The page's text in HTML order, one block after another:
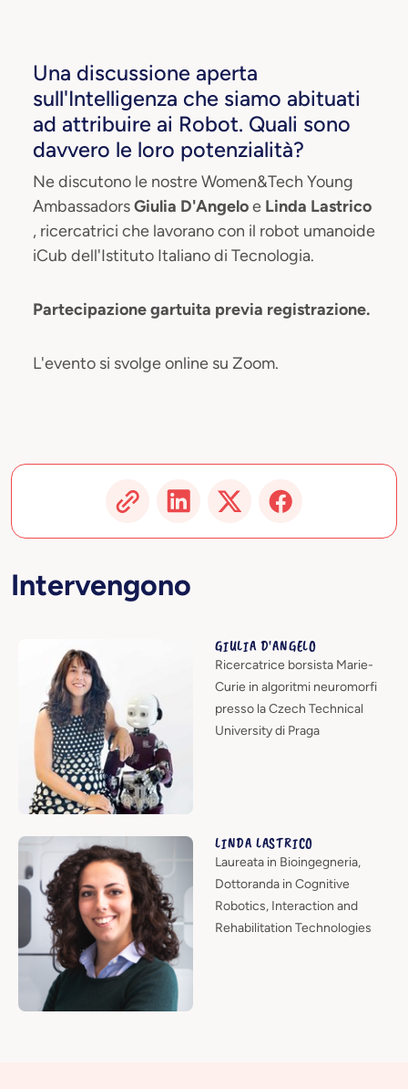
Una discussione aperta
sull'Intelligenza che siamo abituati
ad attribuire ai Robot. Quali sono
davvero le loro potenzialità?
Ne discutono le nostre Women&Tech Young
AmbassadorsGiulia D'Angeloe Linda Lastrico
, ricercatrici che lavorano con il robot umanoide
iCub dell'Istituto Italiano di Tecnologia.
Partecipazione gartuita previa registrazione.
L'evento si svolge online su Zoom.
Intervengono
GIULIA D'ANGELO
Ricercatrice borsista Marie-
Curie in algoritmi neuromorfi
presso la Czech Technical
University di Praga
LINDA LASTRICO
Laureata in Bioingegneria,
Dottoranda in Cognitive
Robotics, Interaction and
Rehabilitation Technologies